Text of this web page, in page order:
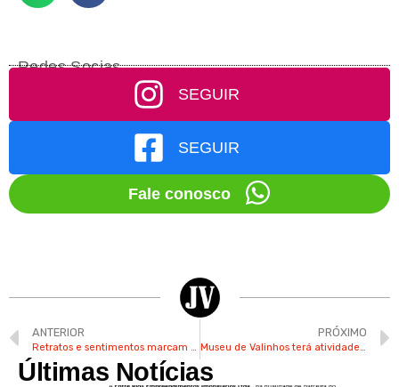
Redes Socias
SEGUIR
SEGUIR
Fale conosco
ANTERIOR
Retratos e sentimentos marcam as obras de artista valinhense Rodolfo Bertolli
PRÓXIMO
Museu de Valinhos terá atividades culturais gratuitas neste domingo
Últimas Notícias